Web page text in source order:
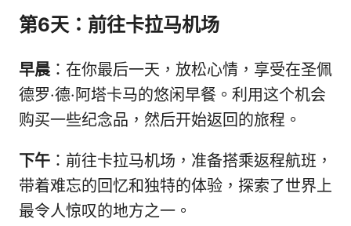
第6天：前往卡拉马机场
早晨：在你最后一天，放松心情，享受在圣佩
德罗·德·阿塔卡马的悠闲早餐。利用这个机会
购买一些纪念品，然后开始返回的旅程。
下午 ：前往卡拉马机场，准备搭乘返程航班，
带着难忘的回忆和独特的体验，探索了世界上
最令人惊叹的地方之一。